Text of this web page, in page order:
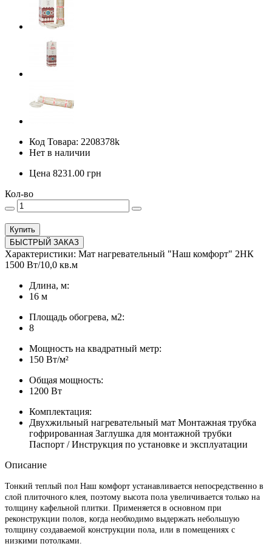
Код Товара: 2208378k
Нет в наличии
Цена 8231.00 грн
Кол-во
Купить
БЫСТРЫЙ ЗАКАЗ
Характеристики: Мат нагревательный "Наш комфорт" 2НК
1500 Вт/10,0 кв.м
Длина, м:
16 м
Площадь обогрева, м2:
8
Мощность на квадратный метр:
150 Вт/м²
Общая мощность:
1200 Вт
Комплектация:
Двухжильный нагревательный мат Монтажная трубка
гофрированная Заглушка для монтажной трубки
Паспорт / Инструкция по установке и эксплуатации
Описание
Тонкий теплый пол Наш комфорт устанавливается непосредственно в
слой плиточного клея, поэтому высота пола увеличивается только на
толщину кафельной плитки. Применяется в основном при
реконструкции полов, когда необходимо выдержать небольшую
толщину создаваемой конструкции пола, или в помещениях с
низкими потолками.